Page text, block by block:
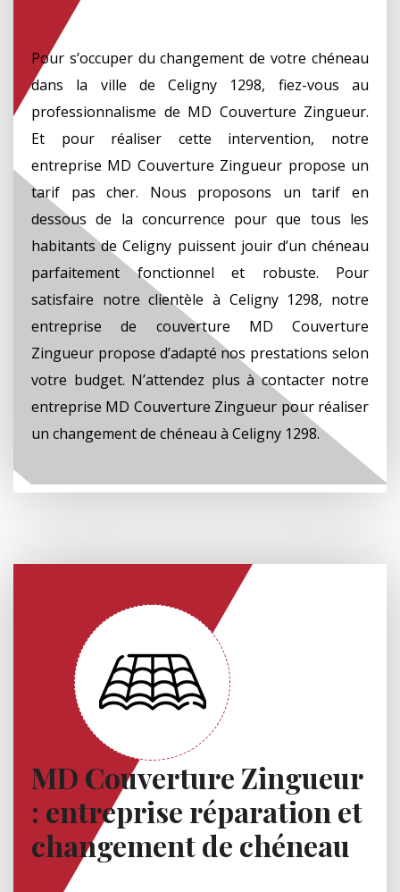
Pour s’occuper du changement de votre chéneau
dans la ville de Celigny 1298, fiez-vous au
professionnalisme de MD Couverture Zingueur.
Et pour réaliser cette intervention, notre
entreprise MD Couverture Zingueur propose un
tarif pas cher. Nous proposons un tarif en
dessous de la concurrence pour que tous les
habitants de Celigny puissent jouir d’un chéneau
parfaitement fonctionnel et robuste. Pour
satisfaire notre clientèle à Celigny 1298, notre
entreprise de couverture MD Couverture
Zingueur propose d’adapté nos prestations selon
votre budget. N’attendez plus à contacter notre
entreprise MD Couverture Zingueur pour réaliser
un changement de chéneau à Celigny 1298.
MD Couverture Zingueur
: entreprise réparation et
changement de chéneau